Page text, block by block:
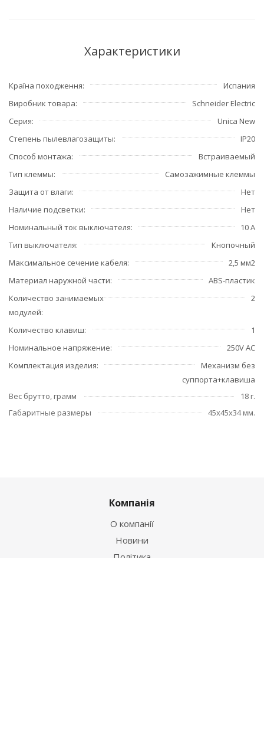
Характеристики
Країна походження
Испания
Виробник товара
Schneider Electric
Серия
Unica New
Степень пылевлагозащиты
IP20
Способ монтажа
Встраиваемый
Тип клеммы
Самозажимные клеммы
Защита от влаги
Нет
Наличие подсветки
Нет
Номинальный ток выключателя
10 А
Тип выключателя
Кнопочный
Максимальное сечение кабеля
2,5 мм2
Материал наружной части
ABS-пластик
Количество занимаемых
модулей
2
Количество клавиш
1
Номинальное напряжение
250V AC
Комплектация изделия
Механизм без
суппорта+клавиша
Вес брутто, грамм
18 г.
Габаритные размеры
45x45x34 мм.
Компанія
О компанії
Новини
Політика